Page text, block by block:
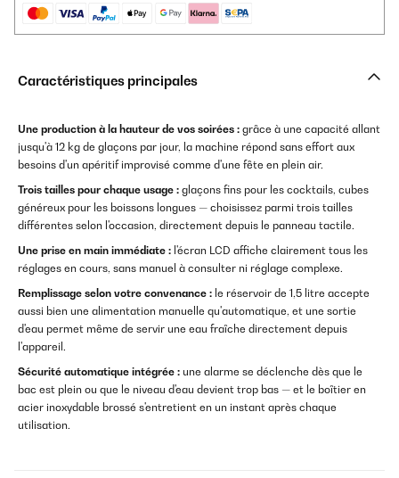
Caractéristiques principales
Une production à la hauteur de vos soirées : grâce à une capacité allant
jusqu'à 12 kg de glaçons par jour, la machine répond sans effort aux
besoins d'un apéritif improvisé comme d'une fête en plein air.
Trois tailles pour chaque usage : glaçons fins pour les cocktails, cubes
généreux pour les boissons longues — choisissez parmi trois tailles
différentes selon l'occasion, directement depuis le panneau tactile.
Une prise en main immédiate : l'écran LCD affiche clairement tous les
réglages en cours, sans manuel à consulter ni réglage complexe.
Remplissage selon votre convenance : le réservoir de 1,5 litre accepte
aussi bien une alimentation manuelle qu'automatique, et une sortie
d'eau permet même de servir une eau fraîche directement depuis
l'appareil.
Sécurité automatique intégrée : une alarme se déclenche dès que le
bac est plein ou que le niveau d'eau devient trop bas — et le boîtier en
acier inoxydable brossé s'entretient en un instant après chaque
utilisation.